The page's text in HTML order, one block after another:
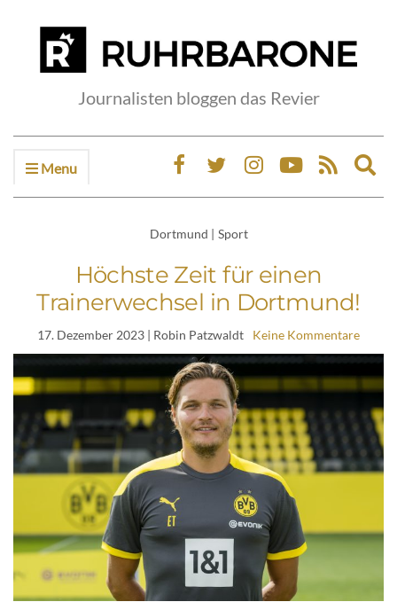
Journalisten bloggen das Revier
Menu
Dortmund | Sport
Höchste Zeit für einen
Trainerwechsel in Dortmund!
17. Dezember 2023 | Robin Patzwaldt Keine Kommentare